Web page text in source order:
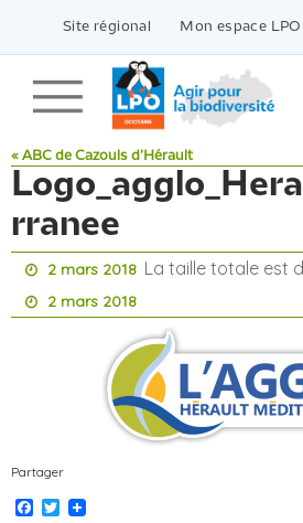
contenu
Site régional Mon espace LPO
« ABC de Cazouls d’Hérault
rranee
2 mars 2018 La taille totale est
2 mars 2018
Partager
Facebook
Twitter